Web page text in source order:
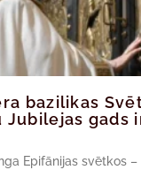
bazilikas
Jubilejas gads
Epifānijas svētkos